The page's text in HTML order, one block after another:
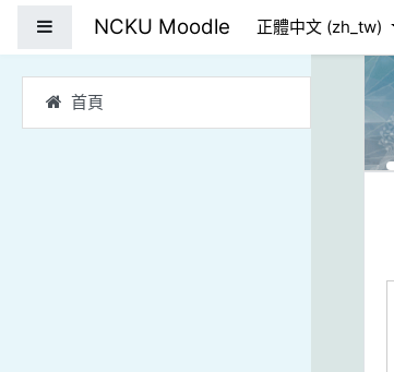
首頁
NCKU Moodle 正體中文 ‎(zh_tw)‎